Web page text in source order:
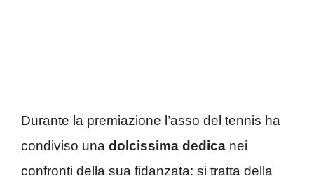
Durante la premiazione l’asso del tennis ha
condiviso una dolcissima dedica nei
confronti della sua fidanzata: si tratta della